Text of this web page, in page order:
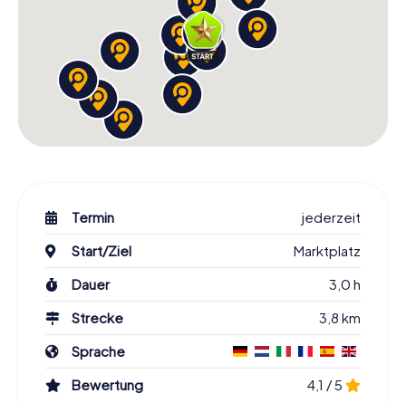
Termin
jederzeit
Start/Ziel
Marktplatz
Dauer
3,0 h
Strecke
3,8 km
Sprache
Bewertung
4,1 / 5